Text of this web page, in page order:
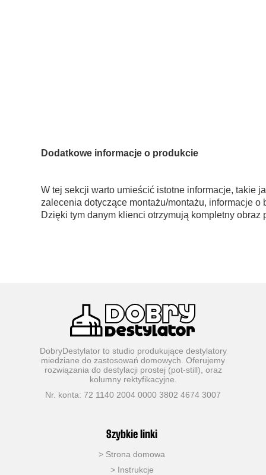
Dodatkowe informacje o produkcie
W tej sekcji warto umieścić istotne informacje, takie
zalecenia dotyczące montażu/montażu, informacje
Dzięki tym danym klienci otrzymują kompletny
Szybkie linki
> Strona domowa
> Instrukcje
DobryDestylator to studio produkujące destylatory
miedziane do zastosowań domowych. Oferujemy
rozwiązania do destylacji prostej (pot-still), oraz
kolumny rektyfikacyjne.
Nr. konta: 72 1140 2004 0000 3802 4674 3007